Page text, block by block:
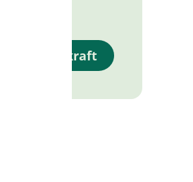
Bærekraft